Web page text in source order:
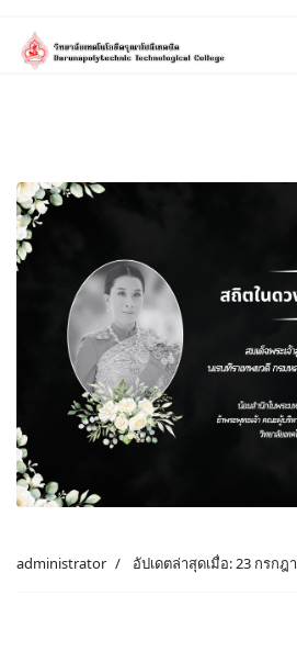
administrator อัปเดตล่าสุดเมื่อ: 23 กรกฎ